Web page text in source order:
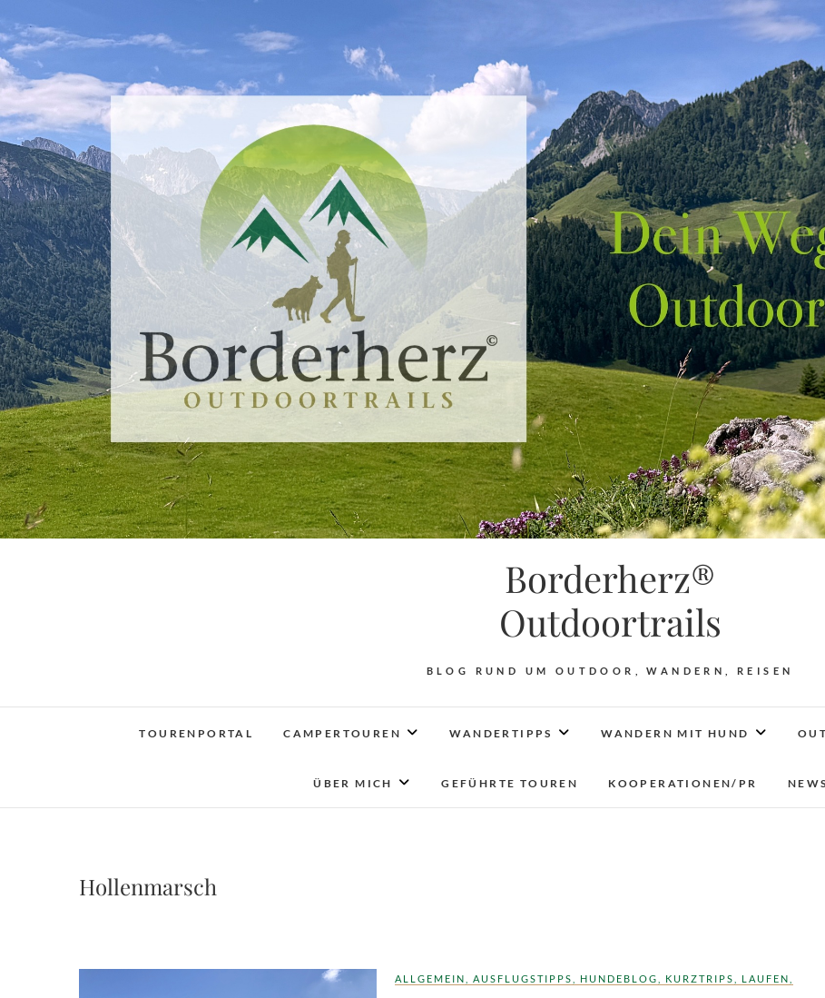
Borderherz®
Outdoortrails
BLOG RUND UM OUTDOOR, WANDERN, REISEN
TOURENPORTAL CAMPERTOUREN WANDERTIPPS WANDERN MIT HUND
ÜBER MICH GEFÜHRTE TOUREN KOOPERATIONEN/PR
Hollenmarsch
ALLGEMEIN AUSFLUGSTIPPS HUNDEBLOG KURZTRIPS LAUFEN